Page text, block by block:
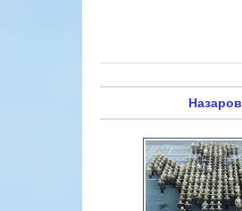
Назаров